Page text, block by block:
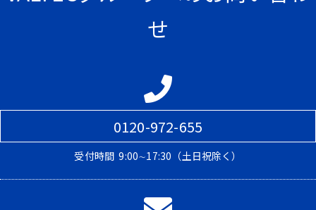
せ
0120-972-655
受付時間 9:00∼17:30（土日祝除く）